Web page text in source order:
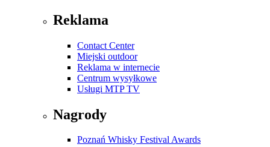
Reklama
Contact Center
Miejski outdoor
Reklama w internecie
Centrum wysyłkowe
Usługi MTP TV
Nagrody
Poznań Whisky Festival Awards